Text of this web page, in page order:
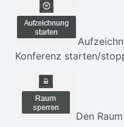
Konferenz starten/
Den